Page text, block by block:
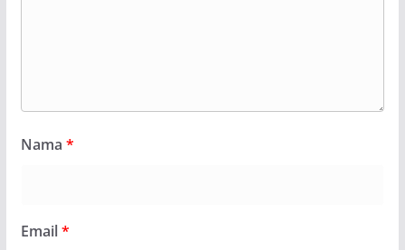
Nama *
Email*